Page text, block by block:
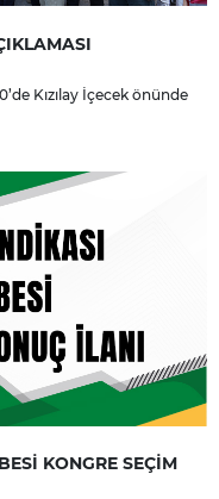
Kızılay İçecek önünde
KONGRE SEÇİM